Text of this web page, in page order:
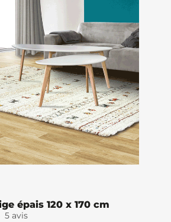
épais 120 x 170 cm
5 avis